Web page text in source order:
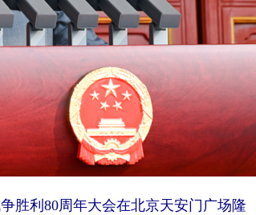
利80周年大会在北京天安门广场隆